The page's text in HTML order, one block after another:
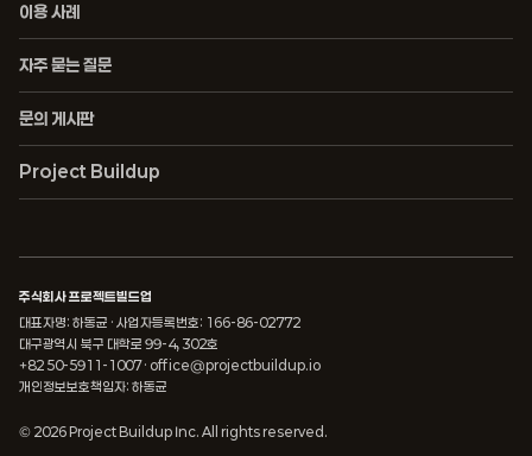
이용 사례
자주 묻는 질문
문의 게시판
Project Buildup
주식회사 프로젝트빌드업
대표자명: 하동균 · 사업자등록번호: 166-86-02772
대구광역시 북구 대학로 99-4, 302호
+82 50-5911-1007 · office@projectbuildup.io
개인정보보호책임자: 하동균
© 2026 Project Buildup Inc. All rights reserved.